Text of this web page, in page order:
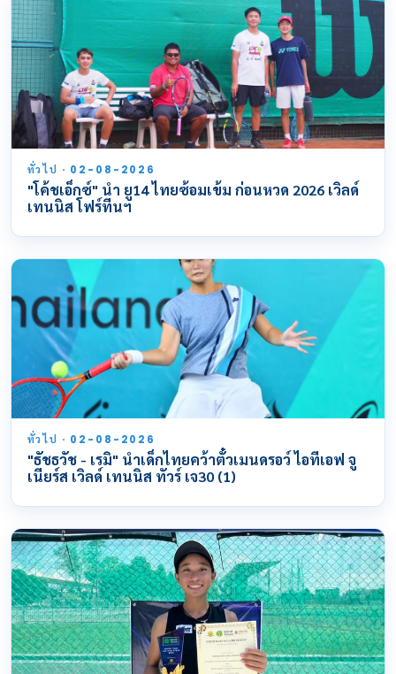
ทั่วไป · 02-08-2026
"โค้ชเอ็กซ์" นำ ยู14 ไทยซ้อมเข้ม ก่อนหวด 2026 เวิลด์
เทนนิส โฟร์ทีนฯ
ทั่วไป · 02-08-2026
"ธัชธวัช - เรมิ" นำเด็กไทยคว้าตั๋วเมนดรอว์ ไอทีเอฟ จู
เนียร์ส เวิลด์ เทนนิส ทัวร์ เจ30 (1)